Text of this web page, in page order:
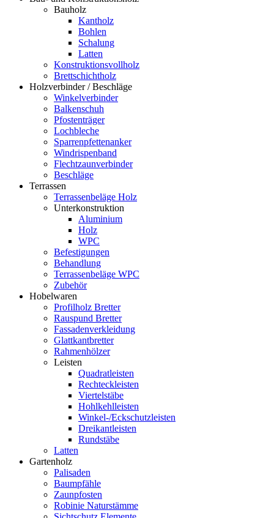
Bauholz
Kantholz
Bohlen
Schalung
Latten
Konstruktionsvollholz
Brettschichtholz
Holzverbinder / Beschläge
Winkelverbinder
Balkenschuh
Pfostenträger
Lochbleche
Sparrenpfettenanker
Windrispenband
Flechtzaunverbinder
Beschläge
Terrassen
Terrassenbeläge Holz
Unterkonstruktion
Aluminium
Holz
WPC
Befestigungen
Behandlung
Terrassenbeläge WPC
Zubehör
Hobelwaren
Profilholz Bretter
Rauspund Bretter
Fassadenverkleidung
Glattkantbretter
Rahmenhölzer
Leisten
Quadratleisten
Rechteckleisten
Viertelstäbe
Hohlkehlleisten
Winkel-/Eckschutzleisten
Dreikantleisten
Rundstäbe
Latten
Gartenholz
Palisaden
Baumpfähle
Zaunpfosten
Robinie Naturstämme